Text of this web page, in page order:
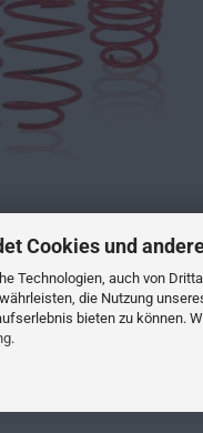
Cookies und
Technologien, auch von
die Nutzung
bieten zu können.
.